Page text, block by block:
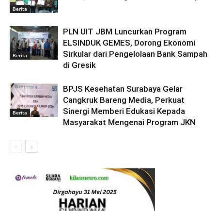
Berita
Berita
PLN UIT JBM Luncurkan Program
ELSINDUK GEMES, Dorong Ekonomi
Sirkular dari Pengelolaan Bank Sampah
di Gresik
Berita
BPJS Kesehatan Surabaya Gelar
Cangkruk Bareng Media, Perkuat
Sinergi Memberi Edukasi Kepada
Masyarakat Mengenai Program JKN